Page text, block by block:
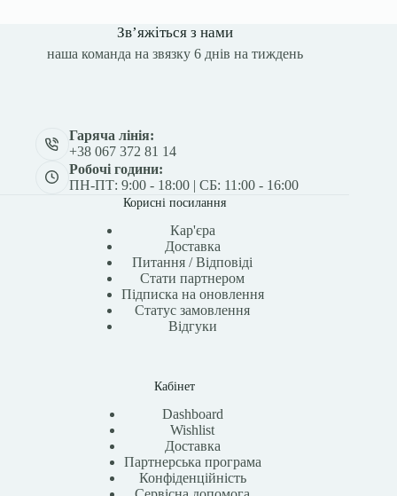
Зв’яжіться з нами
наша команда на звязку 6 днів на тиждень
Гаряча лінія:
+38 067 372 81 14
Робочі години:
ПН-ПТ: 9:00 - 18:00 | СБ: 11:00 - 16:00
Корисні посилання
Кар'єра
Доставка
Питання / Відповіді
Стати партнером
Підписка на оновлення
Статус замовлення
Відгуки
Кабінет
Dashboard
Wishlist
Доставка
Партнерська програма
Конфіденційність